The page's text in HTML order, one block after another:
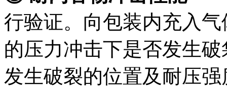
行验证。向包装内充入
的压力冲击下是否发生
发生破裂的位置及耐压强